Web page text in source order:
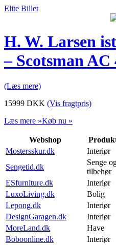
Elite Billet
H. W. Larsen
– Scotsman AC
(Læs mere)
15999 DKK (Vis fragtpris)
Læs mere »Køb nu »
Webshop
Mostersskur.dk
Interiør
Sengetid.dk
Senge
tilbehør
ESfurniture.dk
Interiør
LuxoLiving.dk
Bolig
Lepong.dk
Interiør
DesignGaragen.dk
Interiør
MoreLand.dk
Have
Boboonline.dk
Interiør